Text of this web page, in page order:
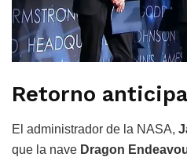
Retorno
El administrador de la NASA,
que la nave Dragon